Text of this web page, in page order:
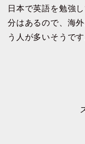
日本で英語を勉強
分はあるので、海
う人が多いそうです